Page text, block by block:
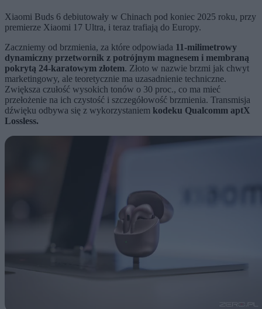
Xiaomi Buds 6 debiutowały w Chinach pod koniec 2025 roku, przy
premierze Xiaomi 17 Ultra, i teraz trafiają do Europy.
Zaczniemy od brzmienia, za które odpowiada 11-milimetrowy
dynamiczny przetwornik z potrójnym magnesem i membraną
pokrytą 24-karatowym złotem. Złoto w nazwie brzmi jak chwyt
marketingowy, ale teoretycznie ma uzasadnienie techniczne.
Zwiększa czułość wysokich tonów o 30 proc., co ma mieć
przełożenie na ich czystość i szczegółowość brzmienia. Transmisja
dźwięku odbywa się z wykorzystaniem kodeku Qualcomm aptX
Lossless.